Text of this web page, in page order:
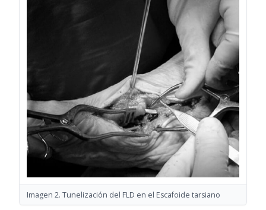
Imagen 2. Tunelización del FLD en el Escafoide tarsiano